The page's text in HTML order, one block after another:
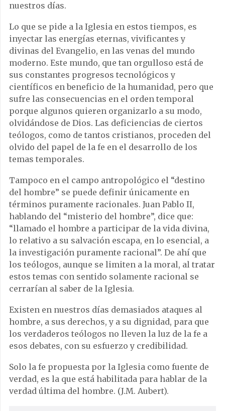
nuestros días.
Lo que se pide a la Iglesia en estos tiempos, es
inyectar las energías eternas, vivificantes y
divinas del Evangelio, en las venas del mundo
moderno. Este mundo, que tan orgulloso está de
sus constantes progresos tecnológicos y
científicos en beneficio de la humanidad, pero que
sufre las consecuencias en el orden temporal
porque algunos quieren organizarlo a su modo,
olvidándose de Dios. Las deficiencias de ciertos
teólogos, como de tantos cristianos, proceden del
olvido del papel de la fe en el desarrollo de los
temas temporales.
Tampoco en el campo antropológico el “destino
del hombre” se puede definir únicamente en
términos puramente racionales. Juan Pablo II,
hablando del “misterio del hombre”, dice que:
“llamado el hombre a participar de la vida divina,
lo relativo a su salvación escapa, en lo esencial, a
la investigación puramente racional”. De ahí que
los teólogos, aunque se limiten a la moral, al tratar
estos temas con sentido solamente racional se
cerrarían al saber de la Iglesia.
Existen en nuestros días demasiados ataques al
hombre, a sus derechos, y a su dignidad, para que
los verdaderos teólogos no lleven la luz de la fe a
esos debates, con su esfuerzo y credibilidad.
Solo la fe propuesta por la Iglesia como fuente de
verdad, es la que está habilitada para hablar de la
verdad última del hombre. (J.M. Aubert).